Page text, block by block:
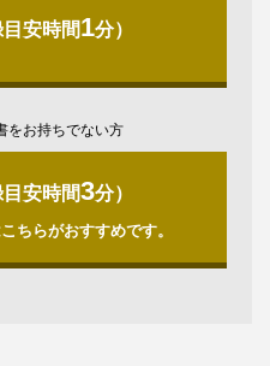
安時間1分）
をお持ちでない方
安時間3分）
ちらがおすすめです。